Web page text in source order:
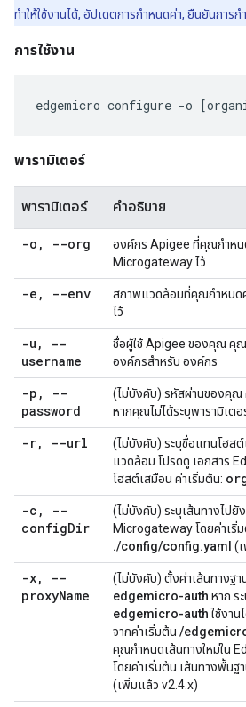
ทำให้ใช้งานได้, อัปเดตการกำหนดค่า, ยืนยันการ
การใช้งาน
edgemicro configure -o [
พารามิเตอร์
พารามิเตอร์ คำอธิบาย
-o , --org
องค์กร Apigee ที่คุณกำหน
Microgateway ไว้
-e , --env
สภาพแวดล้อมที่คุณกำหนด
ไว้
-u ,
--
username
ชื่อผู้ใช้ Apigee ของคุณ คุ
องค์กรสำหรับ องค์กร
-p ,
--
password
(ไม่บังคับ) รหัสผ่านของคุณ
หากคุณไม่ได้ระบุพารามิเต
-r, --url
(ไม่บังคับ) ระบุชื่อแทนโฮส
แวดล้อม โปรดดู เอกสาร
โฮสต์เสมือน ค่าเริ่มต้น:
-c ,
--
configDir
(ไม่บังคับ) ระบุเส้นทางไปยั
Microgateway โดยค่าเริ่
./config/config.yaml (
-x,
--
proxyName
(ไม่บังคับ) ตั้งค่าเส้นทางฐ
edgemicro-auth หาก ร
edgemicro-auth ใช้งา
จากค่าเริ่มต้น /
คุณกำหนดเส้นทางใหม่ใน
โดยค่าเริ่มต้น เส้นทางพื้นฐ
(เพิ่มแล้ว v2.4.x)